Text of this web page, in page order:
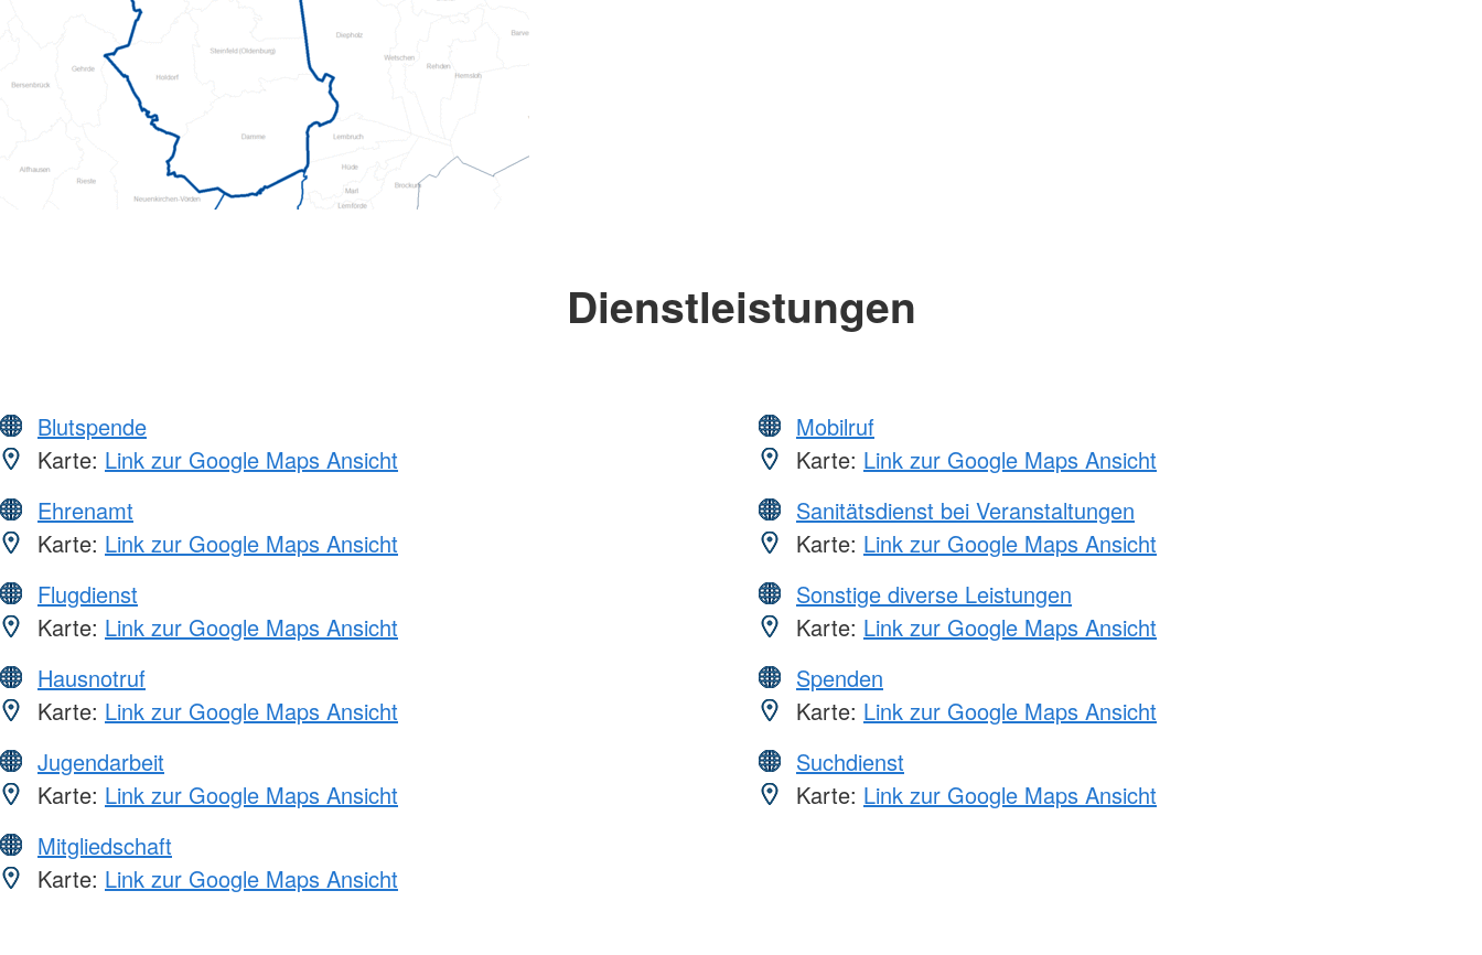
Dienstleistungen
Blutspende
Karte: Link zur Google Maps Ansicht
Ehrenamt
Karte: Link zur Google Maps Ansicht
Flugdienst
Karte: Link zur Google Maps Ansicht
Hausnotruf
Karte: Link zur Google Maps Ansicht
Jugendarbeit
Karte: Link zur Google Maps Ansicht
Mitgliedschaft
Karte: Link zur Google Maps Ansicht
Mobilruf
Karte: Link zur Google Maps Ansicht
Sanitätsdienst bei Veranstaltungen
Karte: Link zur Google Maps Ansicht
Sonstige diverse Leistungen
Karte: Link zur Google Maps Ansicht
Spenden
Karte: Link zur Google Maps Ansicht
Suchdienst
Karte: Link zur Google Maps Ansicht